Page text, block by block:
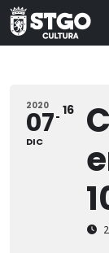
2020
07
DIC
16